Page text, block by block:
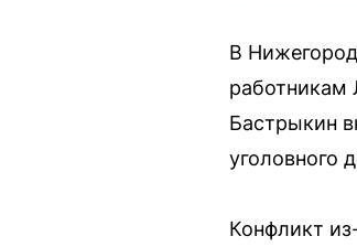
В
работникам
Бастрыкин
уголовного
Конфликт